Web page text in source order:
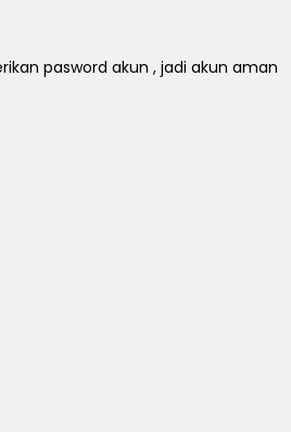
pasword akun , jadi akun aman